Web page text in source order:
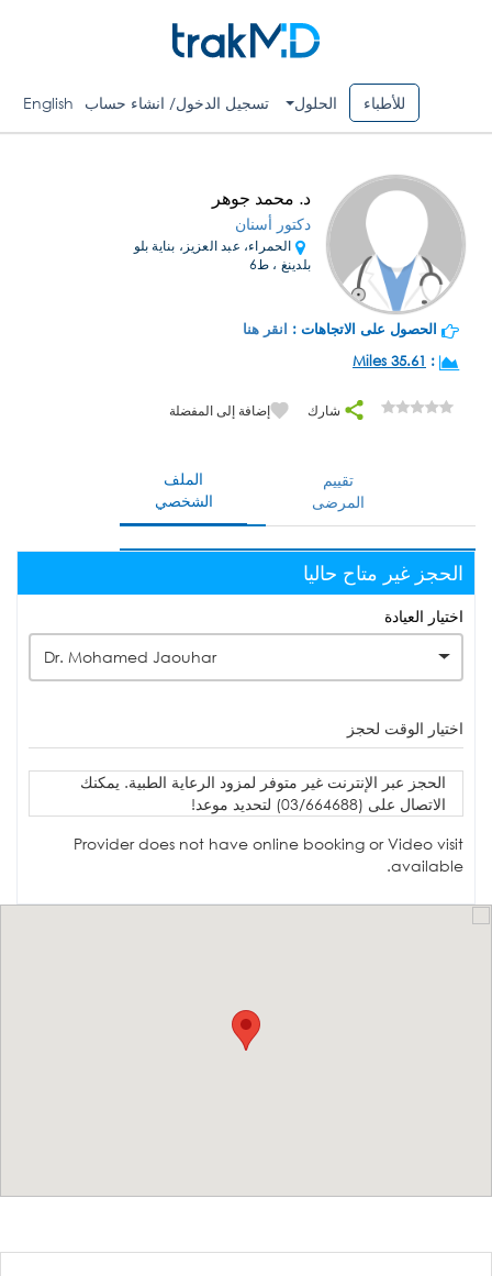
للأطباء الحلول تسجيل الدخول/ انشاء حساب English
د. محمد جوهر
دكتور أسنان
الحمراء، عبد العزيز، بناية بلو
بلدينغ ، ط6
الحصول على الاتجاهات : انقر هنا
:
35.61 Miles
شارك إضافة إلى المفضلة
الملف
الشخصي
تقييم
المرضى
الحجز غير متاح حاليا
اختيار العيادة
Dr. Mohamed Jaouhar
اختيار الوقت لحجز
الحجز عبر الإنترنت غير متوفر لمزود الرعاية الطبية. يمكنك
الاتصال على (03/664688) لتحديد موعد!
Provider does not have online booking or Video visit
available.